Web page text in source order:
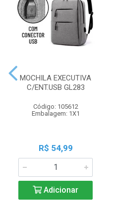
MOCHILA EXECUTIVA
C/ENT.USB GL283
Código: 105612
Embalagem: 1X1
R$ 54,99
Adicionar